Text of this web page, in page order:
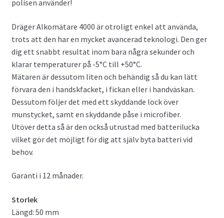
polisen använder!
Dräger Alkomätare 4000 är otroligt enkel att använda,
trots att den har en mycket avancerad teknologi. Den ger
dig ett snabbt resultat inom bara några sekunder och
klarar temperaturer på -5°C till +50°C.
Mätaren är dessutom liten och behändig så du kan lätt
förvara den i handskfacket, i fickan eller i handväskan.
Dessutom följer det med ett skyddande lock över
munstycket, samt en skyddande påse i microfiber.
Utöver detta så är den också utrustad med batterilucka
vilket gör det möjligt för dig att själv byta batteri vid
behov.
Garanti i 12 månader.
Storlek
Längd: 50 mm